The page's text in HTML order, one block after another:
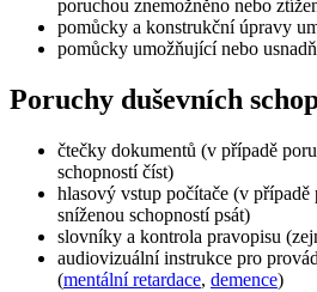
poruchou znemožněno nebo
pomůcky a konstrukční úpravy
pomůcky umožňující nebo
Poruchy duševních
čtečky dokumentů (v případě
schopností číst)
hlasový vstup počítače (v případě
sníženou schopností psát)
slovníky a kontrola pravopisu
audiovizuální instrukce pro
(mentální retardace, demence)